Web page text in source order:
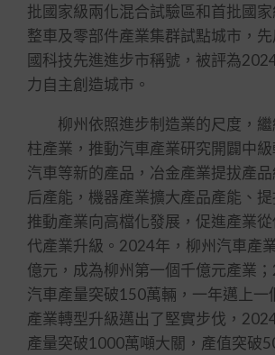
批國家級兩化混合試驗區和首批國
整車及零部件產業集群試點城市，
國科技先進進步市稱號，被評為
力自主創造城市。
柳州依照進步制造業的尺度，繼
柱產業，推動汽車產業研究開闢中
汽車等新的產品，冶金產業提拔產
后產能，機器產業擴大產品產能、提
推動產業向高檔化發展，促進產業
代產業升級。2024年，柳州汽車產
億元，成為柳州第一個千億元產業
汽車產量突破150萬輛，一年邁上一
產業轉型升級邁出了堅實步伐，
產量突破1000萬噸大關，產值突破